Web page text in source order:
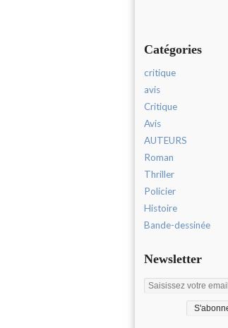
Catégories
critique
avis
Critique
Avis
AUTEURS
Roman
Thriller
Policier
Histoire
Bande-dessinée
Newsletter